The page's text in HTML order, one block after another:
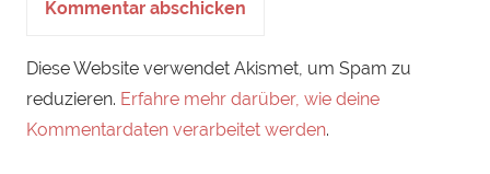
Diese Website verwendet Akismet, um Spam zu
reduzieren. Erfahre mehr darüber, wie deine
Kommentardaten verarbeitet werden.